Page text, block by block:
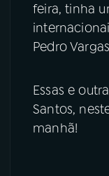
feira, tinha
Pedro
Essas e
Santos,
manhã!